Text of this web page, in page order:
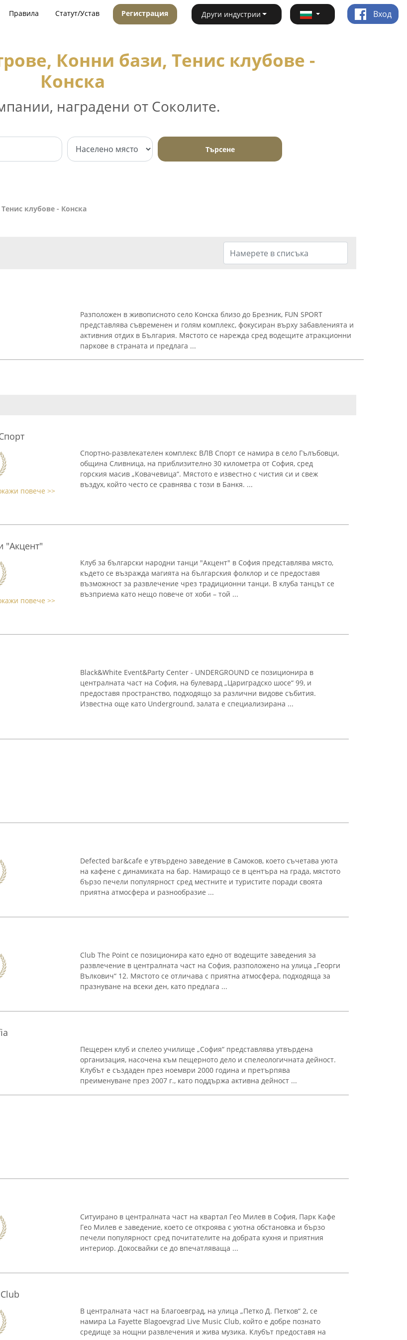
Правила Статут/Устав Регистрация Други индустрии Вход
Конни бази, Тенис клубове -
Конска
наградени от Соколите.
Търсене
клубове - Конска
Разположен в живописното село Конска близо до Брезник, FUN SPORT
представлява съвременен и голям комплекс, фокусиран върху забавленията и
активния отдих в България. Мястото се нарежда сред водещите атракционни
паркове в страната и предлага ...
повече >>
Спортно-развлекателен комплекс ВЛВ Спорт се намира в село Гълъбовци,
община Сливница, на приблизително 30 километра от София, сред
горския масив „Ковачевица“. Мястото е известно с чистия си и свеж
въздух, който често се сравнява с този в Банкя. ...
"Акцент"
повече >>
Клуб за български народни танци "Акцент" в София представлява място,
където се възражда магията на българския фолклор и се предоставя
възможност за развлечение чрез традиционни танци. В клуба танцът се
възприема като нещо повече от хоби – той ...
Black&White Event&Party Center - UNDERGROUND се позиционира в
централната част на София, на булевард „Цариградско шосе“ 99, и
предоставя пространство, подходящо за различни видове събития.
Известна още като Underground, залата е специализирана ...
Defected bar&cafe е утвърдено заведение в Самоков, което съчетава уюта
на кафене с динамиката на бар. Намиращо се в центъра на града, мястото
бързо печели популярност сред местните и туристите поради своята
приятна атмосфера и разнообразие ...
Club The Point се позиционира като едно от водещите заведения за
развлечение в централната част на София, разположено на улица „Георги
Вълкович“ 12. Мястото се отличава с приятна атмосфера, подходяща за
празнуване на всеки ден, като предлага ...
Пещерен клуб и спелео училище „София“ представлява утвърдена
организация, насочена към пещерното дело и спелеологичната дейност.
Клубът е създаден през ноември 2000 година и претърпява
преименуване през 2007 г., като поддържа активна дейност ...
Ситуирано в централната част на квартал Гео Милев в София, Парк Кафе
Гео Милев е заведение, което се откроява с уютна обстановка и бързо
печели популярност сред почитателите на добрата кухня и приятния
интериор. Докосвайки се до впечатляваща ...
В централната част на Благоевград, на улица „Петко Д. Петков“ 2, се
намира La Fayette Blagoevgrad Live Music Club, който е добре познато
средище за нощни развлечения и жива музика. Клубът предоставя на